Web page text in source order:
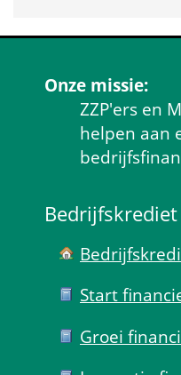
Onze missie:
ZZP'ers en
helpen aan
Start
Groei